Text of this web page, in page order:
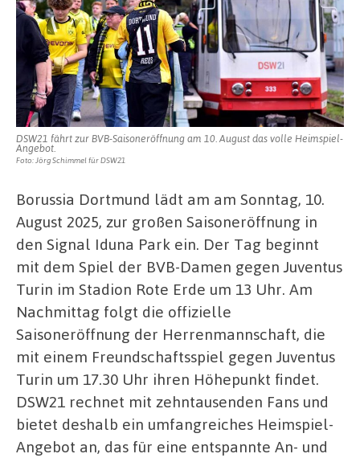
daher
volles
Programm
DSW21 fährt zur BVB-Saisoneröffnung am 10. August das volle Heimspiel-
Angebot.
Foto: Jörg Schimmel für DSW21
Borussia Dortmund lädt am am Sonntag, 10.
August 2025, zur großen Saisoneröffnung in
den Signal Iduna Park ein. Der Tag beginnt
mit dem Spiel der BVB-Damen gegen Juventus
Turin im Stadion Rote Erde um 13 Uhr. Am
Nachmittag folgt die offizielle
Saisoneröffnung der Herrenmannschaft, die
mit einem Freundschaftsspiel gegen Juventus
Turin um 17.30 Uhr ihren Höhepunkt findet.
DSW21 rechnet mit zehntausenden Fans und
bietet deshalb ein umfangreiches Heimspiel-
Angebot an, das für eine entspannte An- und